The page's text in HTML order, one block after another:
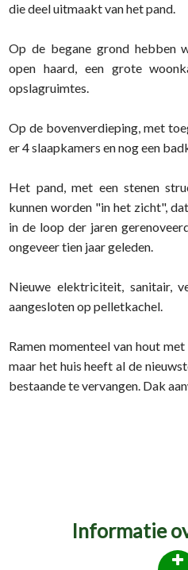
die deel uitmaakt van het pand.
Op de begane grond hebben
open haard, een grote
opslagruimtes.
Op de bovenverdieping, met
er 4 slaapkamers en nog een
Het pand, met een stenen
kunnen worden "in het zicht",
in de loop der jaren
ongeveer tien jaar geleden.
Nieuwe elektriciteit, sanitair,
aangesloten op pelletkachel.
Ramen momenteel van hout
maar het huis heeft al de
bestaande te vervangen. Dak
Informatie